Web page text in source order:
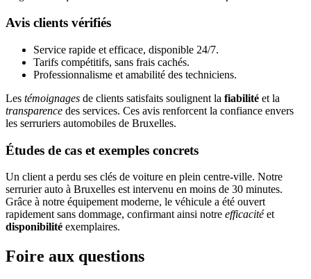
Avis clients vérifiés
Service rapide et efficace, disponible 24/7.
Tarifs compétitifs, sans frais cachés.
Professionnalisme et amabilité des techniciens.
Les témoignages de clients satisfaits soulignent la fiabilité et la
transparence des services. Ces avis renforcent la confiance envers
les serruriers automobiles de Bruxelles.
Études de cas et exemples concrets
Un client a perdu ses clés de voiture en plein centre-ville. Notre
serrurier auto à Bruxelles est intervenu en moins de 30 minutes.
Grâce à notre équipement moderne, le véhicule a été ouvert
rapidement sans dommage, confirmant ainsi notre efficacitéet
disponibilité exemplaires.
Foire aux questions